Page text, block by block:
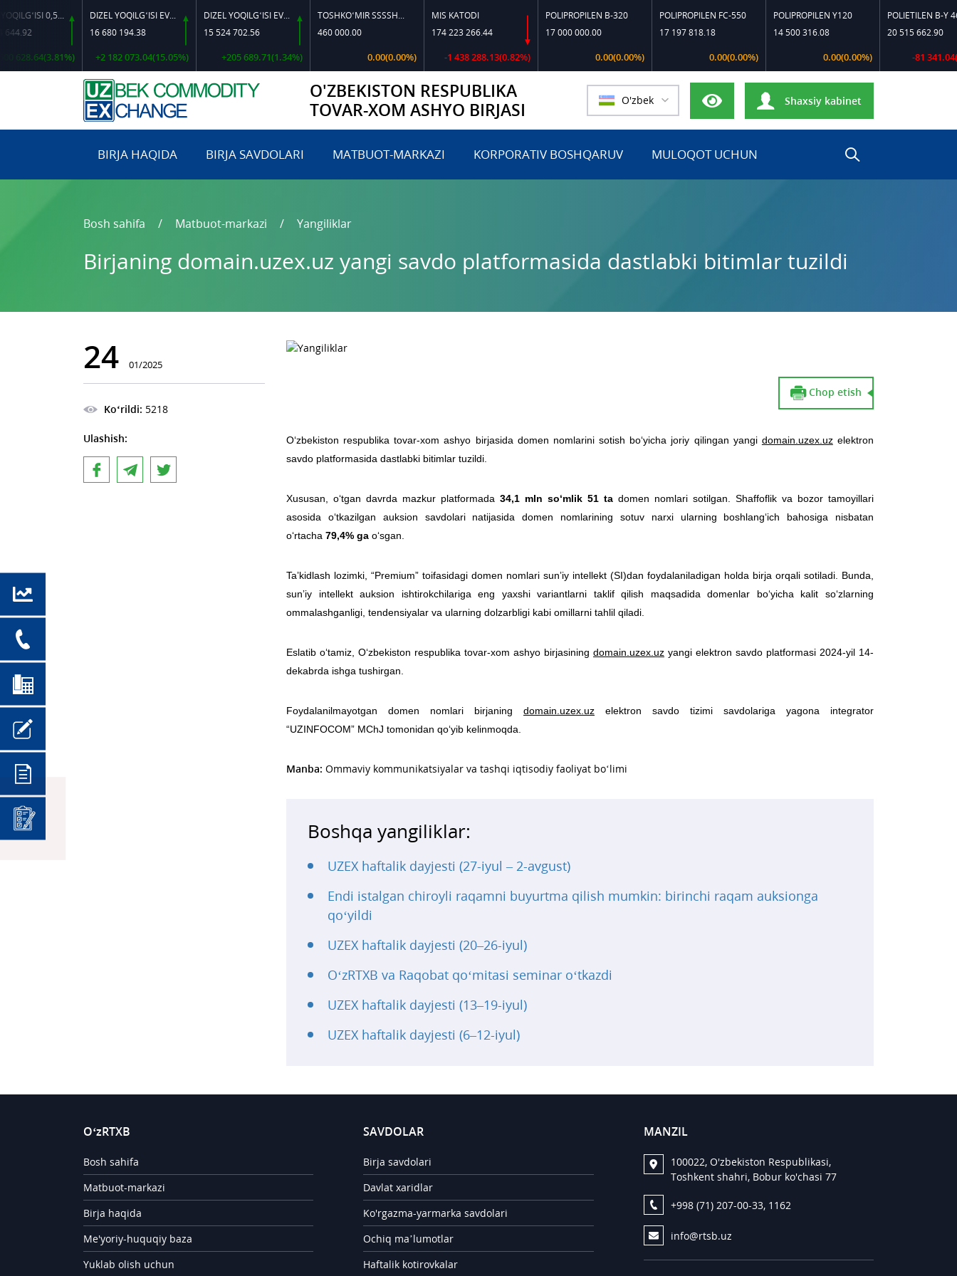
DIZEL YOQILG‘ISI 0,5-40
DIZEL YOQILG‘ISI EVRO L-K-4
16 680 194.38
+2 182 073.04(15.05%)
DIZEL YOQILG‘ISI EVRO-L II K-4 SSDF
15 524 702.56
+205 689.71(1.34%)
TOSHKO‘MIR SSSSH-13
460 000.00
0.00(0.00%)
MIS KATODI
174 223 266.44
-1 438 288.13(0.82%)
POLIPROPILEN B-320
17 000 000.00
0.00(0.00%)
POLIPROPILEN FC-550
17 197 818.18
0.00(0.00%)
POLIPROPILEN Y120
14 500 316.08
0.00(0.00%)
POLIETILEN B-Y 460
20 515 662.90
-81
O'ZBEKISTON RESPUBLIKA
TOVAR-XOM ASHYO BIRJASI
O'zbek Shaxsiy kabinet
BIRJA HAQIDA BIRJA SAVDOLARI MATBUOT-MARKAZI KORPORATIV BOSHQARUV MULOQOT UCHUN
Bosh sahifa Matbuot-markazi Yangiliklar
Birjaning domain.uzex.uz yangi savdo platformasida dastlabki bitimlar tuzildi
24 01/2025
Ko‘rildi: 5218
Ulashish:
Chop etish
O‘zbekiston respublika tovar-xom ashyo birjasida domen nomlarini sotish bo‘yicha joriy qilingan yangi domain.uzex.uzelektron
savdo platformasida dastlabki bitimlar tuzildi.
Xususan, o‘tgan davrda mazkur platformada 34,1 mln so‘mlik 51 ta domen nomlari sotilgan. Shaffoflik va bozor tamoyillari
asosida o‘tkazilgan auksion savdolari natijasida domen nomlarining sotuv narxi ularning boshlang‘ich bahosiga nisbatan
o‘rtacha 79,4% ga o‘sgan.
Taʼkidlash lozimki, “Premium” toifasidagi domen nomlari sunʼiy intellekt (SI)dan foydalaniladigan holda birja orqali sotiladi. Bunda,
sunʼiy intellekt auksion ishtirokchilariga eng yaxshi variantlarni taklif qilish maqsadida domenlar bo‘yicha kalit so‘zlarning
ommalashganligi, tendensiyalar va ularning dolzarbligi kabi omillarni tahlil qiladi.
Eslatib o‘tamiz, O‘zbekiston respublika tovar-xom ashyo birjasining domain.uzex.uz yangi elektron savdo platformasi 2024-yil 14-
dekabrda ishga tushirgan.
Foydalanilmayotgan domen nomlari birjaning domain.uzex.uz elektron savdo tizimi savdolariga yagona integrator
“UZINFOCOM” MChJ tomonidan qo‘yib kelinmoqda.
Manba: Ommaviy kommunikatsiyalar va tashqi iqtisodiy faoliyat bo‘limi
Boshqa yangiliklar:
UZEX haftalik dayjesti (27-iyul – 2-avgust)
Endi istalgan chiroyli raqamni buyurtma qilish mumkin: birinchi raqam auksionga
qo‘yildi
UZEX haftalik dayjesti (20–26-iyul)
O‘zRTXB va Raqobat qo‘mitasi seminar o‘tkazdi
UZEX haftalik dayjesti (13–19-iyul)
UZEX haftalik dayjesti (6–12-iyul)
O‘zRTXB
Bosh sahifa
Matbuot-markazi
Birja haqida
Me'yoriy-huquqiy baza
Yuklab olish uchun
SAVDOLAR
Birja savdolari
Davlat xaridlar
Ko'rgazma-yarmarka savdolari
Ochiq ma’lumotlar
Haftalik kotirovkalar
MANZIL
100022, O'zbekiston Respublikasi,
Toshkent shahri, Bobur ko'chasi 77
+998 (71) 207-00-33, 1162
info@rtsb.uz